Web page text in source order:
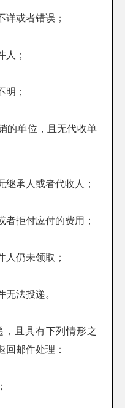
详或者错误；
人；
明；
的单位，且无代收单
继承人或者代收人；
者拒付应付的费用；
人仍未领取；
无法投递。
且具有下列情形之
回邮件处理：